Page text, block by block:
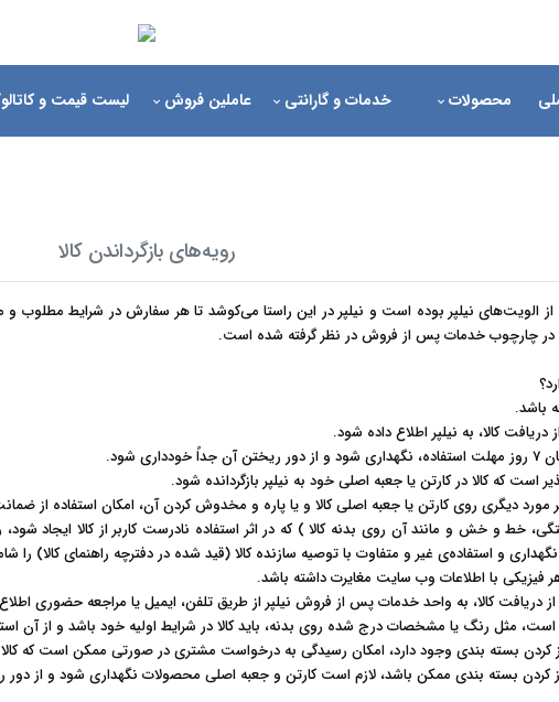
محصولات خدمات و گارانتی عاملین فروش لیست قیمت و
رویه‌های بازگرداندن کالا
الویت‏‌های نیلپر بوده است و نیلپر در این راستا می‏‌کوشد تا هر سفارش در شرایط
در چارچوب خدمات پس از فروش در نظر گرفته شده است.
باشد.
.
شود
.
است که کالا در کارتن یا جعبه اصلی خود به نیلپر بازگردانده شود.
دیگری روی کارتن یا جعبه اصلی کالا و یا پاره و مخدوش کردن آن، امکان استفاده از
و خش و مانند آن روی بدنه کالا ) که در اثر استفاده نادرست کاربر از کالا ایجاد
و استفاده‌ی غیر و متفاوت با توصیه سازنده کالا (قید شده در دفترچه راهنمای کالا) را
فیزیکی با اطلاعات وب سایت مغایرت داشته باشد.
است، مثل رنگ یا مشخصات درج شده روی بدنه، باید کالا در شرایط اولیه خود باشد و از آن
بسته بندی وجود دارد، امکان رسیدگی به درخواست مشتری در صورتی ممکن است که کالا
کردن بسته بندی ممکن باشد، لازم است کارتن و جعبه اصلی محصولات نگهداری شود و از